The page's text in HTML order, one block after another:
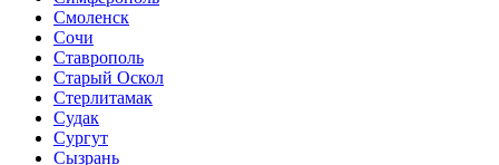
Смоленск
Сочи
Ставрополь
Старый Оскол
Стерлитамак
Судак
Сургут
Сызрань